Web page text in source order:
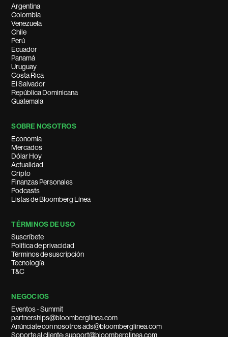
Argentina
Colombia
Venezuela
Chile
Perú
Ecuador
Panamá
Uruguay
Costa Rica
El Salvador
República Dominicana
Guatemala
SOBRE NOSOTROS
Economía
Mercados
Dólar Hoy
Actualidad
Cripto
Finanzas Personales
Podcasts
Listas de Bloomberg Línea
TÉRMINOS DE USO
Suscríbete
Política de privacidad
Términos de suscripción
Tecnología
T&C
NEGOCIOS
Eventos - Summit
partnerships@bloomberglinea.com
Anúnciate con nosotros ads@bloomberglinea.com
Soporte al cliente: support@bloomberglinea.com